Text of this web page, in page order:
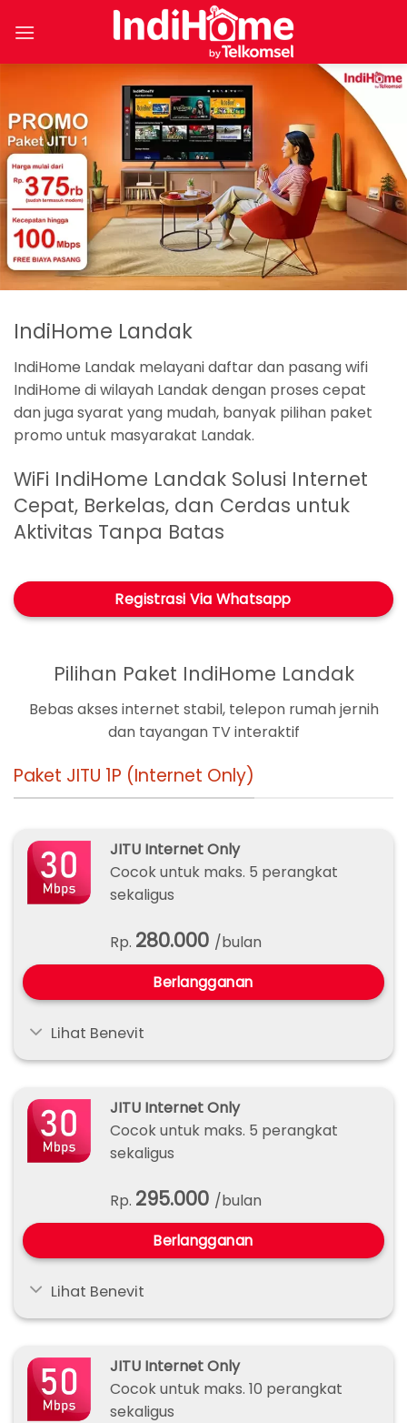
IndiHome Landak
IndiHome Landak melayani daftar dan pasang wifi
IndiHome di wilayah Landak dengan proses cepat
dan juga syarat yang mudah, banyak pilihan paket
promo untuk masyarakat Landak.
WiFi IndiHome Landak Solusi Internet
Cepat, Berkelas, dan Cerdas untuk
Aktivitas Tanpa Batas
Registrasi Via Whatsapp
Pilihan Paket IndiHome Landak
Bebas akses internet stabil, telepon rumah jernih
dan tayangan TV interaktif
Paket JITU 1P (Internet Only)
JITU Internet Only
Cocok untuk maks. 5 perangkat
sekaligus
Rp. 280.000 /bulan
Berlangganan
Lihat Benevit
JITU Internet Only
Cocok untuk maks. 5 perangkat
sekaligus
Rp. 295.000 /bulan
Berlangganan
Lihat Benevit
JITU Internet Only
Cocok untuk maks. 10 perangkat
sekaligus